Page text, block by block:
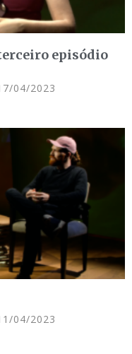
episódio
04/2023
04/2023